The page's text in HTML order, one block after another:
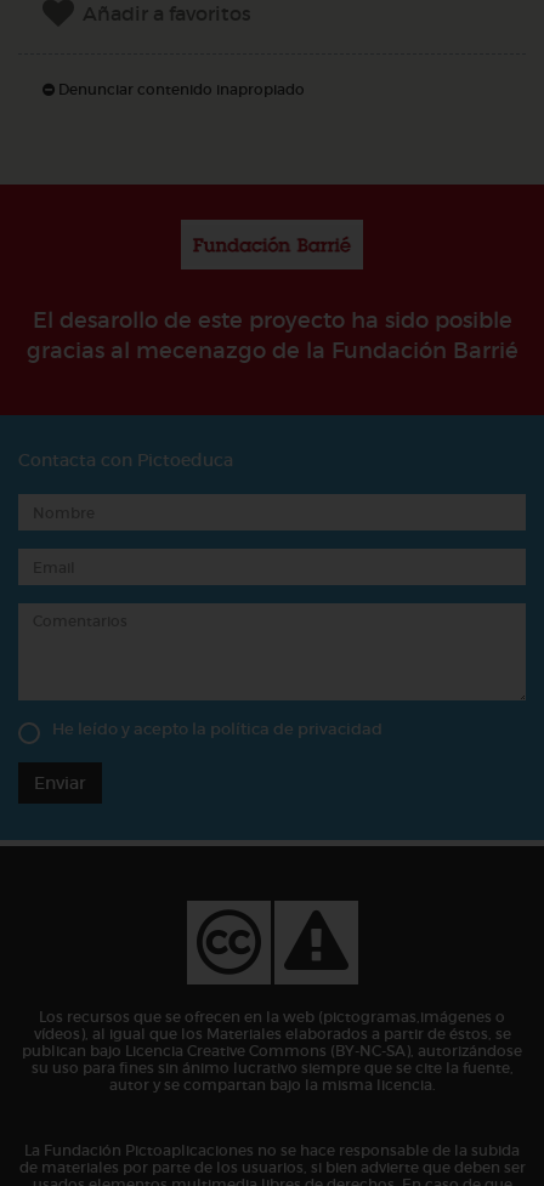
Añadir a favoritos
Denunciar contenido inapropiado
El desarollo de este proyecto ha sido posible
gracias al mecenazgo de la Fundación Barrié
Contacta con Pictoeduca
He leído y acepto la política de privacidad
Enviar
Los recursos que se ofrecen en la web (pictogramas,imágenes o
vídeos), al igual que los Materiales elaborados a partir de éstos, se
publican bajo Licencia Creative Commons (BY-NC-SA), autorizándose
su uso para fines sin ánimo lucrativo siempre que se cite la fuente,
autor y se compartan bajo la misma licencia.
La Fundación Pictoaplicaciones no se hace responsable de la subida
de materiales por parte de los usuarios, si bien advierte que deben ser